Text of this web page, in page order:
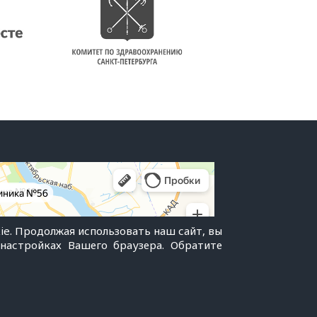
Продолжая использовать наш сайт, вы
Вашего браузера. Обратите
персональных данных